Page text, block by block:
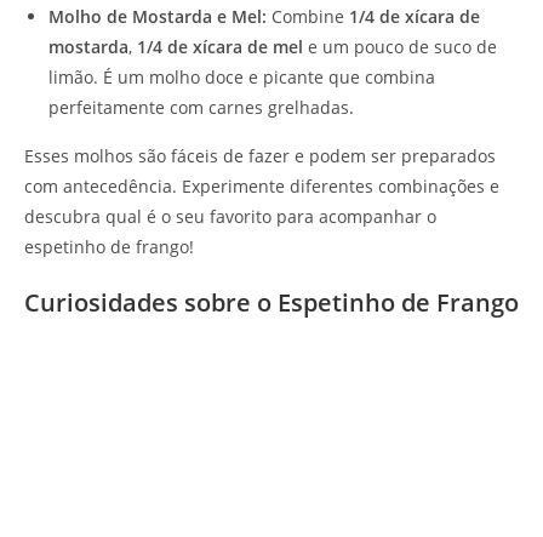
Molho de Mostarda e Mel: Combine 1/4 de xícara de
mostarda, 1/4 de xícara de mel e um pouco de suco de
limão. É um molho doce e picante que combina
perfeitamente com carnes grelhadas.
Esses molhos são fáceis de fazer e podem ser preparados
com antecedência. Experimente diferentes combinações e
descubra qual é o seu favorito para acompanhar o
espetinho de frango!
Curiosidades sobre o Espetinho de Frango